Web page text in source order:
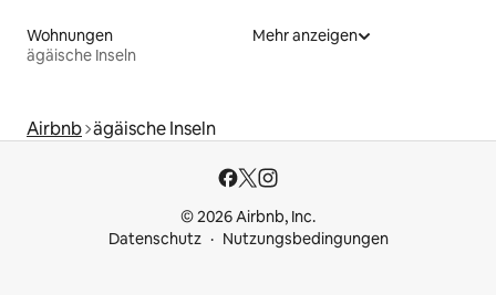
Wohnungen
ägäische Inseln
Mehr anzeigen
Airbnb ägäische Inseln
© 2026 Airbnb, Inc.
Datenschutz
Nutzungsbedingungen